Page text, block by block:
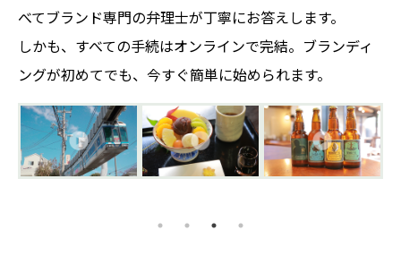
べてブランド専門の弁理士が丁寧にお答えします。
しかも、すべての手続はオンラインで完結。ブランディ
ングが初めてでも、今すぐ簡単に始められます。